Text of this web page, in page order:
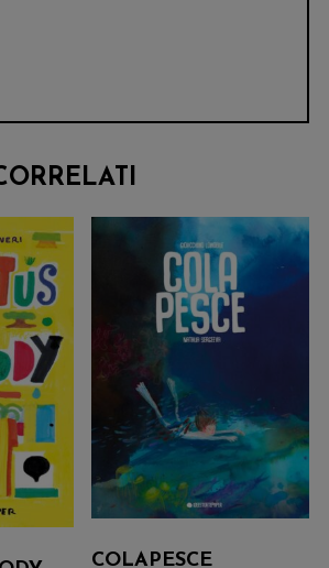
COLAPESCE